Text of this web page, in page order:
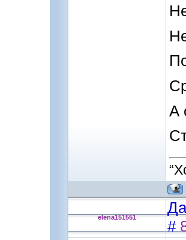
А
elena151551
#